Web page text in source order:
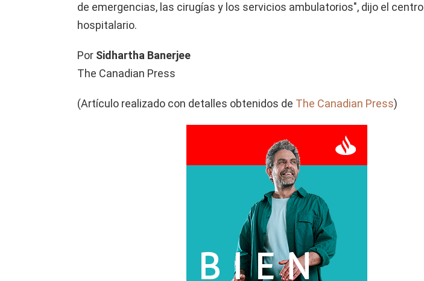
de emergencias, las cirugías y los servicios ambulatorios", dijo el centro
hospitalario.
Por Sidhartha Banerjee
The Canadian Press
(Artículo realizado con detalles obtenidos de The Canadian Press)